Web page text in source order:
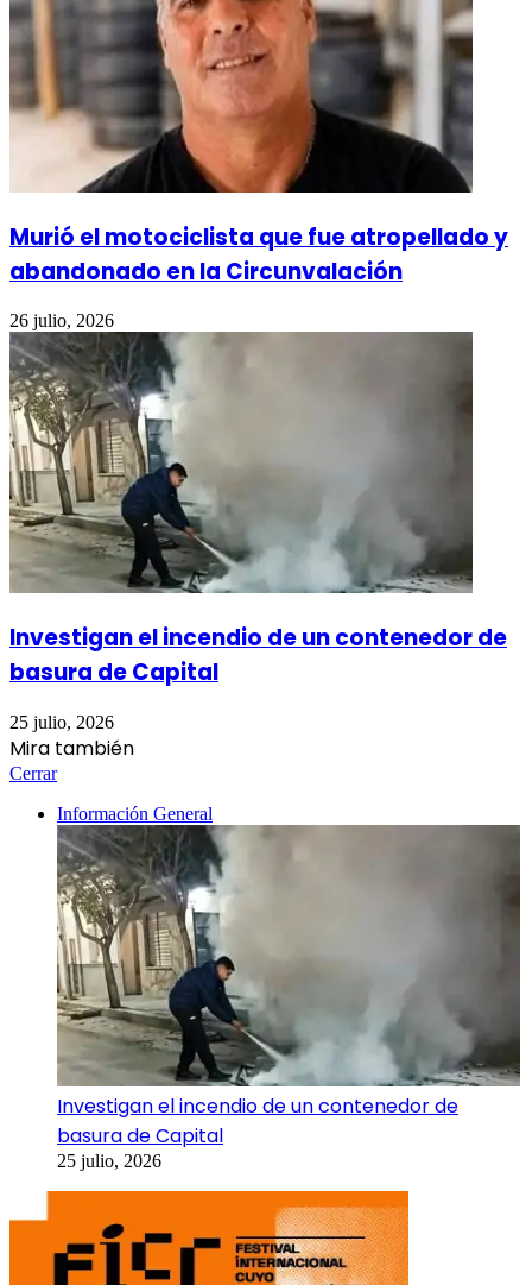
Murió el motociclista que fue atropellado y
abandonado en la Circunvalación
26 julio, 2026
Investigan el incendio de un contenedor de
basura de Capital
25 julio, 2026
Mira también
Cerrar
Información General
Investigan el incendio de un contenedor de
basura de Capital
25 julio, 2026